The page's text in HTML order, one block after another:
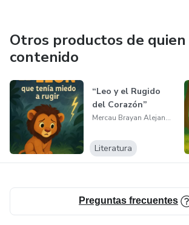
Otros productos de
contenido
“Leo y el Rugido
del Corazón”
Mercau Brayan Alejandro
Literatura
Preguntas frecuentes